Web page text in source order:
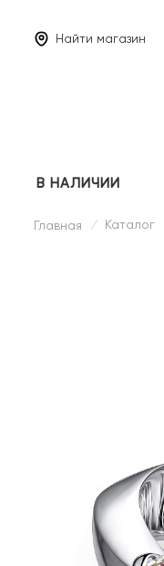
Найти магазин
В НАЛИЧИИ
Главная / Каталог